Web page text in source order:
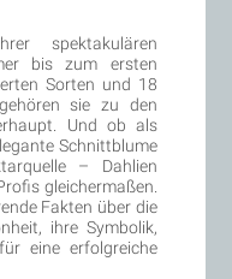
spektakulären
bis zum ersten
Sorten und 18
sie zu den
Und ob als
Schnittblume
– Dahlien
gleichermaßen.
Fakten über die
ihre Symbolik,
eine erfolgreiche